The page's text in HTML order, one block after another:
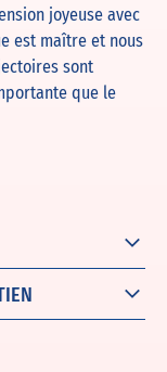
joyeuse avec
est maître et nous
sont
que le